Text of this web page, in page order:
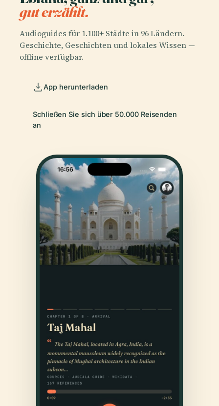
gut erzählt.
Audioguides für 1.100+ Städte in 96 Ländern.
Geschichte, Geschichten und lokales Wissen —
offline verfügbar.
App herunterladen
Schließen Sie sich über 50.000 Reisenden
an